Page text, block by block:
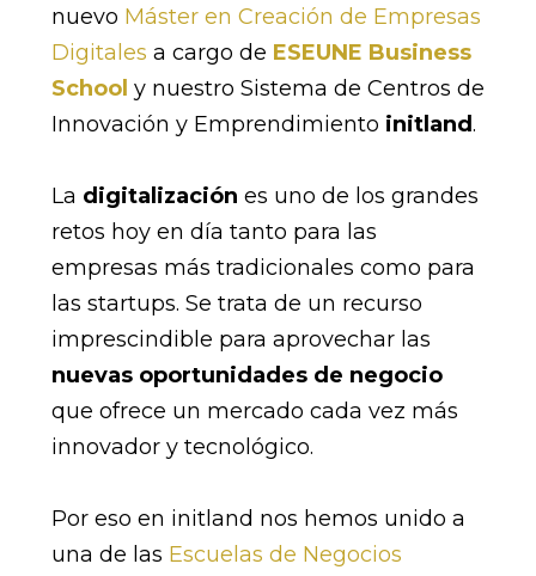
nuevo Máster en Creación de Empresas
Digitales a cargo de ESEUNE Business
School y nuestro Sistema de Centros de
Innovación y Emprendimiento initland.
La digitalización es uno de los grandes
retos hoy en día tanto para las
empresas más tradicionales como para
las startups. Se trata de un recurso
imprescindible para aprovechar las
nuevas oportunidades de negocio
que ofrece un mercado cada vez más
innovador y tecnológico.
Por eso en initland nos hemos unido a
una de las Escuelas de Negocios